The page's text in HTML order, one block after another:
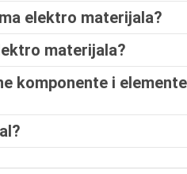
elektro materijala?
materijala?
komponente i